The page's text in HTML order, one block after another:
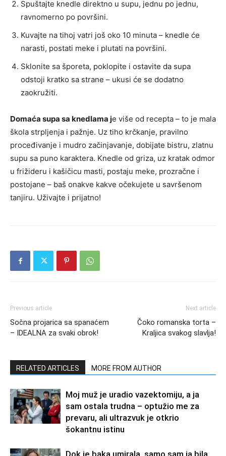
Spuštajte knedle direktno u supu, jednu po jednu,
ravnomerno po površini.
Kuvajte na tihoj vatri još oko 10 minuta – knedle će
narasti, postati meke i plutati na površini.
Sklonite sa šporeta, poklopite i ostavite da supa
odstoji kratko sa strane – ukusi će se dodatno
zaokružiti.
Domaća supa sa knedlama je više od recepta – to je mala
škola strpljenja i pažnje. Uz tiho krčkanje, pravilno
proceđivanje i mudro začinjavanje, dobijate bistru, zlatnu
supu sa puno karaktera. Knedle od griza, uz kratak odmor
u frižideru i kašičicu masti, postaju meke, prozračne i
postojane – baš onakve kakve očekujete u savršenom
tanjiru. Uživajte i prijatno!
Previous article
Sočna projarica sa spanaćem
– IDEALNA za svaki obrok!
Next article
Čoko romanska torta –
Kraljica svakog slavlja!
RELATED ARTICLES MORE FROM AUTHOR
Moj muž je uradio vazektomiju, a ja
sam ostala trudna – optužio me za
prevaru, ali ultrazvuk je otkrio
šokantnu istinu